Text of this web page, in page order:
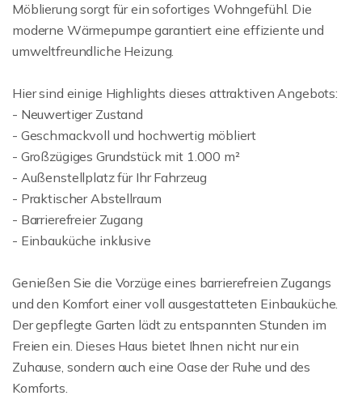
Möblierung sorgt für ein sofortiges Wohngefühl. Die
moderne Wärmepumpe garantiert eine effiziente und
umweltfreundliche Heizung.
Hier sind einige Highlights dieses attraktiven Angebots:
- Neuwertiger Zustand
- Geschmackvoll und hochwertig möbliert
- Großzügiges Grundstück mit 1.000 m²
- Außenstellplatz für Ihr Fahrzeug
- Praktischer Abstellraum
- Barrierefreier Zugang
- Einbauküche inklusive
Genießen Sie die Vorzüge eines barrierefreien Zugangs
und den Komfort einer voll ausgestatteten Einbauküche.
Der gepflegte Garten lädt zu entspannten Stunden im
Freien ein. Dieses Haus bietet Ihnen nicht nur ein
Zuhause, sondern auch eine Oase der Ruhe und des
Komforts.